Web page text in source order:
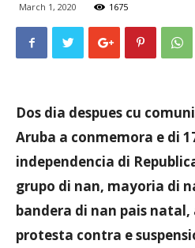
Noticia
Aruba
March 1, 2020 1675
Dos dia despues cu
Aruba a conmemora e di
independencia di
grupo di nan, mayoria di
bandera di nan pais
protesta contra e